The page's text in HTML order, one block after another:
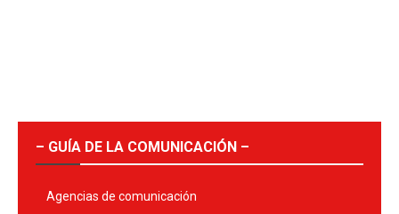
– GUÍA DE LA COMUNICACIÓN –
Agencias de comunicación